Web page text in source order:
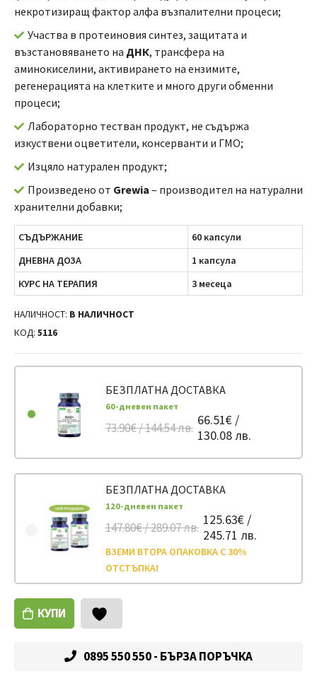
некротизиращ фактор алфа възпалителни процеси;
Участва в протеиновия синтез, защитата и
възстановяването на ДНК, трансфера на
аминокиселини, активирането на ензимите,
регенерацията на клетките и много други обменни
процеси;
Лабораторно тестван продукт, не съдържа
изкуствени оцветители, консерванти и ГМО;
Изцяло натурален продукт;
Произведено от Grewia – производител на натурални
хранителни добавки;
СЪДЪРЖАНИЕ
60 капсули
ДНЕВНА ДОЗА
1 капсула
КУРС НА ТЕРАПИЯ
3 месеца
НАЛИЧНОСТ: В НАЛИЧНОСТ
КОД: 5116
БЕЗПЛАТНА ДОСТАВКА
60-дневен пакет
73.90€ / 144.54 лв. 66.51€ /
130.08 лв.
БЕЗПЛАТНА ДОСТАВКА
120-дневен пакет
147.80€ / 289.07 лв. 125.63€ /
245.71 лв.
ВЗЕМИ ВТОРА ОПАКОВКА С 30%
ОТСТЪПКА!
КУПИ
0895 550 550 - БЪРЗА ПОРЪЧКА